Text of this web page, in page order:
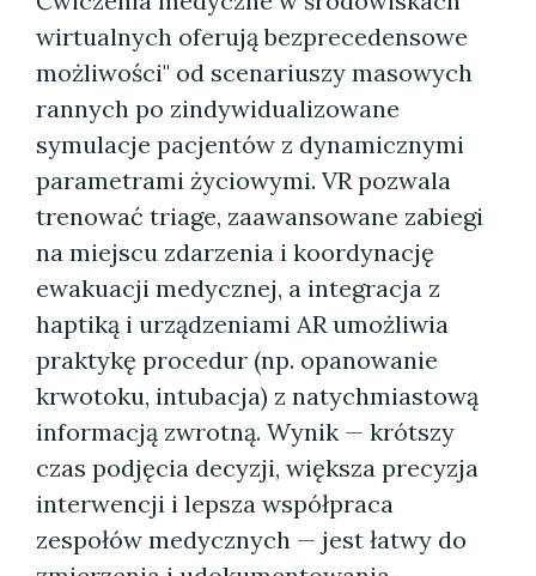
wirtualnych oferują bezprecedensowe
możliwości" od scenariuszy masowych
rannych po zindywidualizowane
symulacje pacjentów z dynamicznymi
parametrami życiowymi. VR pozwala
trenować triage, zaawansowane zabiegi
na miejscu zdarzenia i koordynację
ewakuacji medycznej, a integracja z
haptiką i urządzeniami AR umożliwia
praktykę procedur (np. opanowanie
krwotoku, intubacja) z natychmiastową
informacją zwrotną. Wynik — krótszy
czas podjęcia decyzji, większa precyzja
interwencji i lepsza współpraca
zespołów medycznych — jest łatwy do